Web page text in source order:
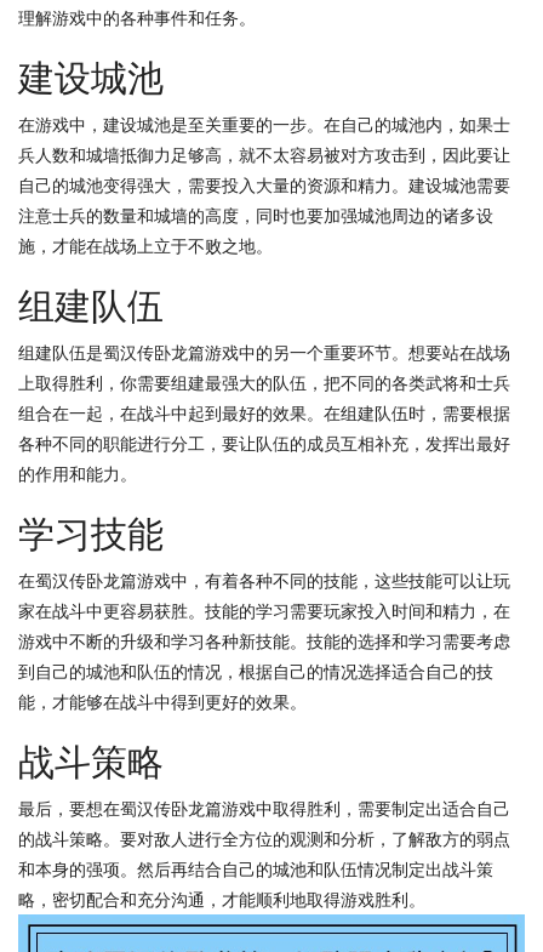
理解游戏中的各种事件和任务。
建设城池
在游戏中，建设城池是至关重要的一步。在自己的城池内，如果士
兵人数和城墙抵御力足够高，就不太容易被对方攻击到，因此要让
自己的城池变得强大，需要投入大量的资源和精力。建设城池需要
注意士兵的数量和城墙的高度，同时也要加强城池周边的诸多设
施，才能在战场上立于不败之地。
组建队伍
组建队伍是蜀汉传卧龙篇游戏中的另一个重要环节。想要站在战场
上取得胜利，你需要组建最强大的队伍，把不同的各类武将和士兵
组合在一起，在战斗中起到最好的效果。在组建队伍时，需要根据
各种不同的职能进行分工，要让队伍的成员互相补充，发挥出最好
的作用和能力。
学习技能
在蜀汉传卧龙篇游戏中，有着各种不同的技能，这些技能可以让玩
家在战斗中更容易获胜。技能的学习需要玩家投入时间和精力，在
游戏中不断的升级和学习各种新技能。技能的选择和学习需要考虑
到自己的城池和队伍的情况，根据自己的情况选择适合自己的技
能，才能够在战斗中得到更好的效果。
战斗策略
最后，要想在蜀汉传卧龙篇游戏中取得胜利，需要制定出适合自己
的战斗策略。要对敌人进行全方位的观测和分析，了解敌方的弱点
和本身的强项。然后再结合自己的城池和队伍情况制定出战斗策
略，密切配合和充分沟通，才能顺利地取得游戏胜利。